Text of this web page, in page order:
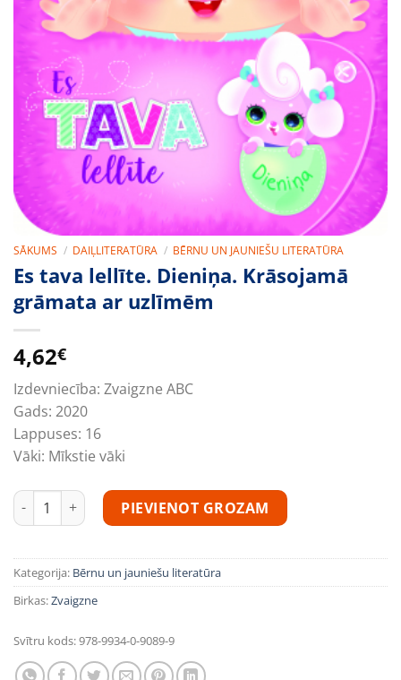
SĀKUMS / DAIĻLITERATŪRA / BĒRNU UN JAUNIEŠU LITERATŪRA
Es tava lellīte. Dieniņa. Krāsojamā
grāmata ar uzlīmēm
4,62€
Izdevniecība: Zvaigzne ABC
Gads: 2020
Lappuses: 16
Vāki: Mīkstie vāki
Es tava lellīte. Dieniņa. Krāsojamā grāmata ar uzlīmēm
PIEVIENOT GROZAM
Kategorija: Bērnu un jauniešu literatūra
Birkas:Zvaigzne
Svītru kods:978-9934-0-9089-9